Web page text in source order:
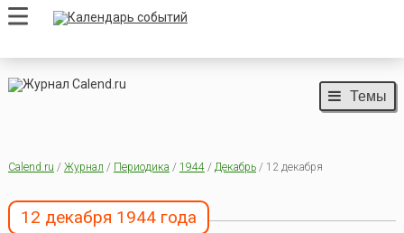
Темы
Calend.ru / Журнал / Периодика / 1944/ Декабрь/ 12 декабря
12 декабря 1944 года